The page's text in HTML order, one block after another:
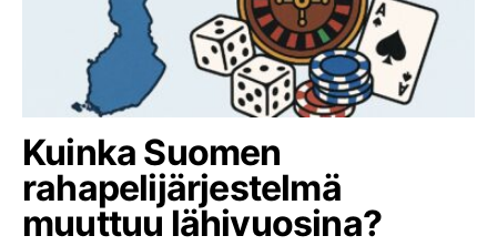
Kuinka Suomen
rahapelijärjestelmä
muuttuu lähivuosina?